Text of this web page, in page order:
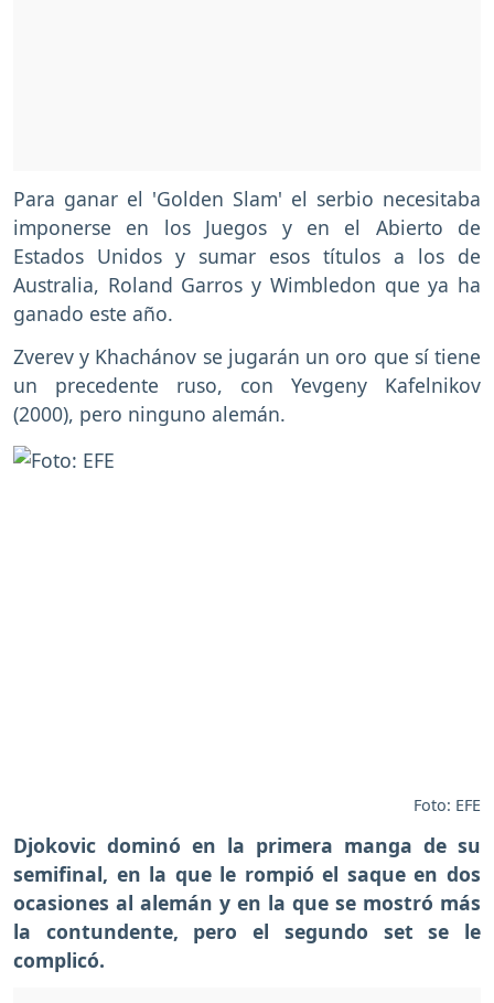
Para ganar el 'Golden Slam' el serbio necesitaba
imponerse en los Juegos y en el Abierto de
Estados Unidos y sumar esos títulos a los de
Australia, Roland Garros y Wimbledon que ya ha
ganado este año.
Zverev y Khachánov se jugarán un oro que sí tiene
un precedente ruso, con Yevgeny Kafelnikov
(2000), pero ninguno alemán.
Foto: EFE
Djokovic dominó en la primera manga de su
semifinal, en la que le rompió el saque en dos
ocasiones al alemán y en la que se mostró más
la contundente, pero el segundo set se le
complicó.